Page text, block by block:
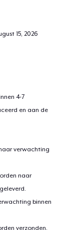
15, 2026
4-7
en aan de
verwachting
naar
binnen
verzonden,